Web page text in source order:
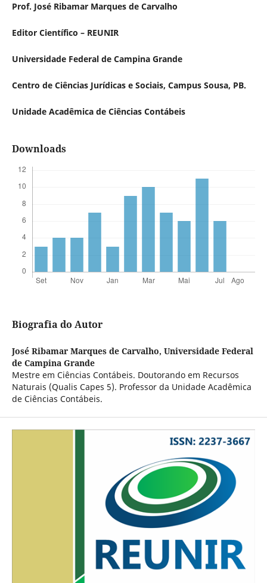
Prof. José Ribamar Marques de Carvalho
Editor Científico – REUNIR
Universidade Federal de Campina Grande
Centro de Ciências Jurídicas e Sociais, Campus Sousa, PB.
Unidade Acadêmica de Ciências Contábeis
Downloads
Biografia do Autor
José Ribamar Marques de Carvalho, Universidade Federal
de Campina Grande
Mestre em Ciências Contábeis. Doutorando em Recursos
Naturais (Qualis Capes 5). Professor da Unidade Acadêmica
de Ciências Contábeis.